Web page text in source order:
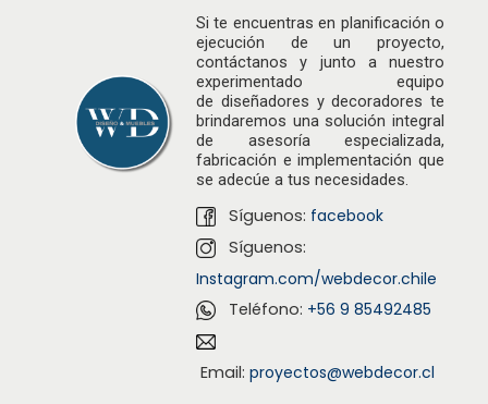
Si te encuentras en planificación o
ejecución de un proyecto,
contáctanos y junto a nuestro
experimentado equipo
de diseñadores y decoradores te
brindaremos una solución integral
de asesoría especializada,
fabricación e implementación que
se adecúe a tus necesidades.
Síguenos: facebook
Síguenos:
Instagram.com/webdecor.chile
Teléfono: +56 9 85492485
Email: proyectos@webdecor.cl